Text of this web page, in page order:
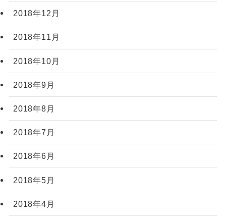
2018年12月
2018年11月
2018年10月
2018年9月
2018年8月
2018年7月
2018年6月
2018年5月
2018年4月